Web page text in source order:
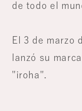
de todo el
El 3 de marzo
lanzó su
"iroha".